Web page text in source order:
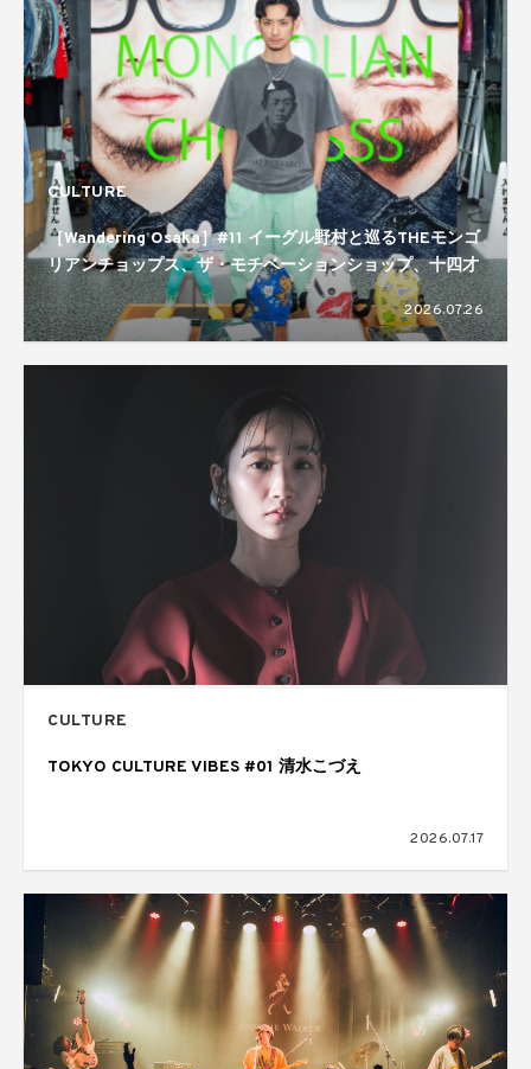
CULTURE
［Wandering Osaka］#11 イーグル野村と巡るTHEモンゴ
リアンチョップス、ザ・モチベーションショップ、十四才
2026.07.26
CULTURE
TOKYO CULTURE VIBES #01 清水こづえ
2026.07.17